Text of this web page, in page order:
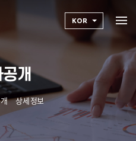
KOR
개
상세 정보